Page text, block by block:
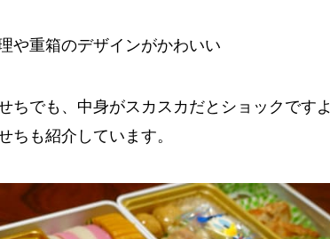
や重箱のデザインがかわいい
ちでも、中身がスカスカだとショックですよ
ちも紹介しています。